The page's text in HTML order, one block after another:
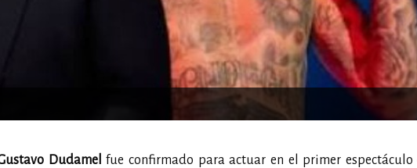
Dudamel fue confirmado para actuar en el primer espectáculo